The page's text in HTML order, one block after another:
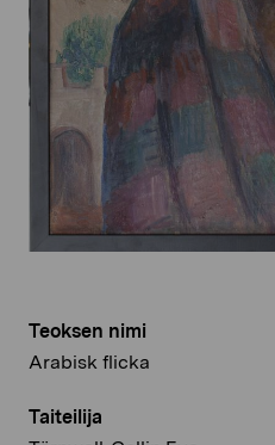
Teoksen nimi
Arabisk flicka
Taiteilija